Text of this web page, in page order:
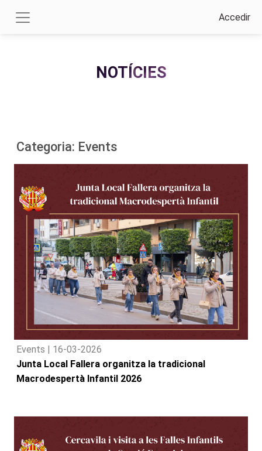
Accedir
NOTÍCIES
Categoria: Events
Events | 16-03-2026
Junta Local Fallera organitza la tradicional
Macrodespertà Infantil 2026